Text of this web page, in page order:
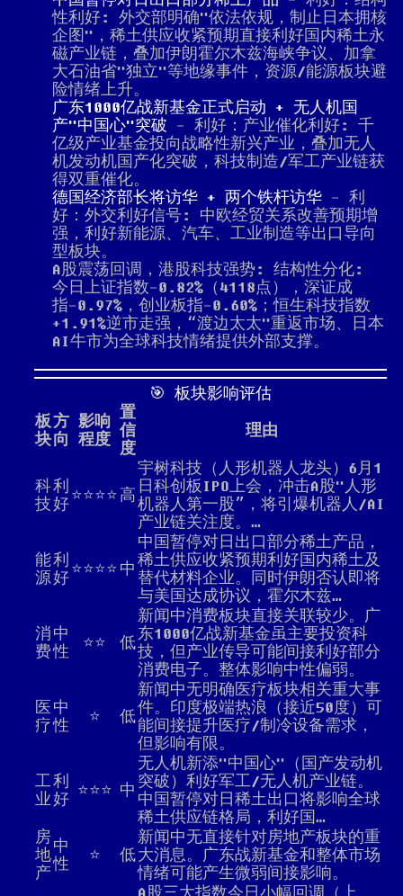
性利好: 外交部明确"依法依规，制止日本拥核
企图"，稀土供应收紧预期直接利好国内稀土永
磁产业链，叠加伊朗霍尔木兹海峡争议、加拿
大石油省"独立"等地缘事件，资源/能源板块避
险情绪上升。
广东1000亿战新基金正式启动 + 无人机国
产"中国心"突破 - 利好：产业催化利好: 千
亿级产业基金投向战略性新兴产业，叠加无人
机发动机国产化突破，科技制造/军工产业链获
得双重催化。
德国经济部长将访华 + 两个铁杆访华 - 利
好：外交利好信号: 中欧经贸关系改善预期增
强，利好新能源、汽车、工业制造等出口导向
型板块。
A股震荡回调，港股科技强势: 结构性分化:
今日上证指数-0.82%（4118点），深证成
指-0.97%，创业板指-0.60%；恒生科技指数
+1.91%逆市走强，“渡边太太"重返市场、日本
AI牛市为全球科技情绪提供外部支撑。
🎯 板块影响评估
板
块
方
向
影响
程度
置
信
度
理由
科
技
利
好⭐⭐⭐⭐ 高
宇树科技（人形机器人龙头）6月1
日科创板IPO上会，冲击A股"人形
机器人第一股”，将引爆机器人/AI
产业链关注度。…
能
源
利
好⭐⭐⭐⭐ 中
中国暂停对日出口部分稀土产品，
稀土供应收紧预期利好国内稀土及
替代材料企业。同时伊朗否认即将
与美国达成协议，霍尔木兹…
消
费
中
性
⭐⭐ 低
新闻中消费板块直接关联较少。广
东1000亿战新基金虽主要投资科
技，但产业传导可能间接利好部分
消费电子。整体影响中性偏弱。
医
疗
中
性
⭐ 低
新闻中无明确医疗板块相关重大事
件。印度极端热浪（接近50度）可
能间接提升医疗/制冷设备需求，
但影响有限。
工
业
利
好 ⭐⭐⭐ 中
无人机新添"中国心"（国产发动机
突破）利好军工/无人机产业链。
中国暂停对日稀土出口将影响全球
稀土供应链格局，利好国…
房
地
产
中
性
⭐ 低
新闻中无直接针对房地产板块的重
大消息。广东战新基金和整体市场
情绪可能产生微弱间接影响。